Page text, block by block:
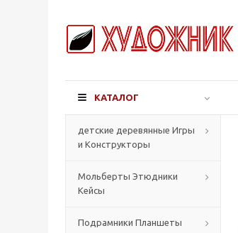
КАТАЛОГ
детские деревянные Игры
и Конструкторы
Мольберты Этюдники
Кейсы
Подрамники Планшеты